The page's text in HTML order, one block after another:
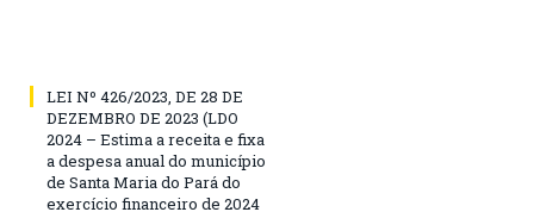
LEI Nº 426/2023, DE 28 DE
DEZEMBRO DE 2023 (LDO
2024 – Estima a receita e fixa
a despesa anual do município
de Santa Maria do Pará do
exercício financeiro de 2024